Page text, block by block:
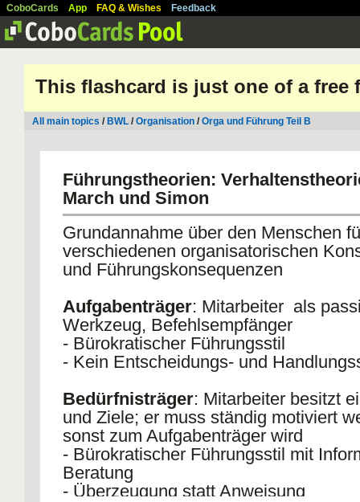
CoboCards App FAQ & Wishes Feedback
This flashcard is just one of a free
All main topics / BWL /Organisation /Orga und Führung Teil B
Führungstheorien:
March und Simon
Grundannahme über den Menschen
verschiedenen organisatorischen
und Führungskonsequenzen
Aufgabenträger: Mitarbeiter als
Werkzeug, Befehlsempfänger
- Bürokratischer Führungsstil
- Kein Entscheidungs- und
Bedürfnisträger: Mitarbeiter besitzt
und Ziele; er muss ständig motiviert
sonst zum Aufgabenträger wird
- Bürokratischer Führungsstil mit
Beratung
- Überzeugung statt Anweisung